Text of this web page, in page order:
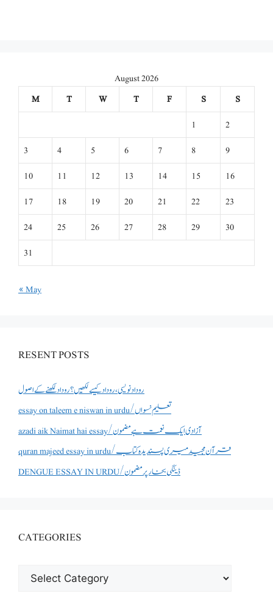
August 2026
M
T W T F S
S
1
2
3
4 5 6 7 8
9
10
11 12 13 14 15
16
17
18 19 20 21 22
23
24
25 26 27 28 29
30
31
« May
RESENT POSTS
روداد نویسی ،روداد کیسے لکھیں؟ روداد لکھنے کے اصول
essay on taleem e niswan in urdu/تعلیم نسواں
azadi aik Naimat hai essay/آزادی ایک نعمت ہے مضمون
quran majeed essay in urdu/قرآن مجید میری پسندیدہ کتاب
DENGUE ESSAY IN URDU/ڈینگی بخار پر مضمون
CATEGORIES
CATEGORIES